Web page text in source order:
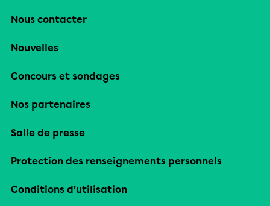
Nous contacter
Nouvelles
Concours et sondages
Nos partenaires
Salle de presse
Protection des renseignements personnels
Conditions d’utilisation